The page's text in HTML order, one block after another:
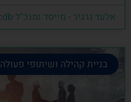
אלעד גרגיר - מייסד ומנכ"ל arcdb
בניית קהילה ושיתופי פעולה